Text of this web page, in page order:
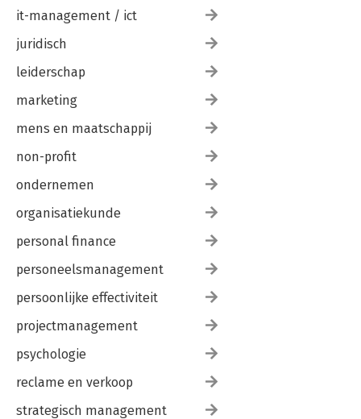
it-management / ict
juridisch
leiderschap
marketing
mens en maatschappij
non-profit
ondernemen
organisatiekunde
personal finance
personeelsmanagement
persoonlijke effectiviteit
projectmanagement
psychologie
reclame en verkoop
strategisch management